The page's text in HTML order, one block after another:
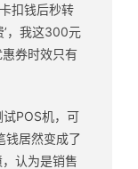
扣钱后秒转
’，我这300元
券时效只有
POS机，可
钱居然变成了
认为是销售